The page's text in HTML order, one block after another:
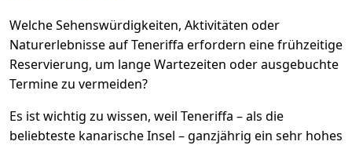
Welche Sehenswürdigkeiten, Aktivitäten oder
Naturerlebnisse auf Teneriffa erfordern eine frühzeitige
Reservierung, um lange Wartezeiten oder ausgebuchte
Termine zu vermeiden?
Es ist wichtig zu wissen, weil Teneriffa – als die
beliebteste kanarische Insel – ganzjährig ein sehr hohes